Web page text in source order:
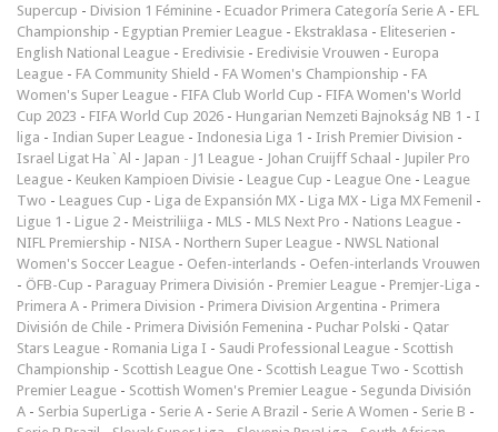
Supercup - Division 1 Féminine - Ecuador Primera Categoría Serie A - EFL
Championship - Egyptian Premier League - Ekstraklasa - Eliteserien -
English National League - Eredivisie - Eredivisie Vrouwen - Europa
League - FA Community Shield - FA Women's Championship - FA
Women's Super League - FIFA Club World Cup - FIFA Women's World
Cup 2023 - FIFA World Cup 2026 - Hungarian Nemzeti Bajnokság NB 1 - I
liga - Indian Super League - Indonesia Liga 1 - Irish Premier Division -
Israel Ligat Ha`Al - Japan - J1 League - Johan Cruijff Schaal - Jupiler Pro
League - Keuken Kampioen Divisie - League Cup - League One - League
Two - Leagues Cup - Liga de Expansión MX - Liga MX - Liga MX Femenil -
Ligue 1 - Ligue 2 - Meistriliiga - MLS - MLS Next Pro - Nations League -
NIFL Premiership - NISA - Northern Super League - NWSL National
Women's Soccer League - Oefen-interlands - Oefen-interlands Vrouwen
- ÖFB-Cup - Paraguay Primera División - Premier League - Premjer-Liga -
Primera A - Primera Division - Primera Division Argentina - Primera
División de Chile - Primera División Femenina - Puchar Polski - Qatar
Stars League - Romania Liga I - Saudi Professional League - Scottish
Championship - Scottish League One - Scottish League Two - Scottish
Premier League - Scottish Women's Premier League - Segunda División
A - Serbia SuperLiga - Serie A - Serie A Brazil - Serie A Women - Serie B -